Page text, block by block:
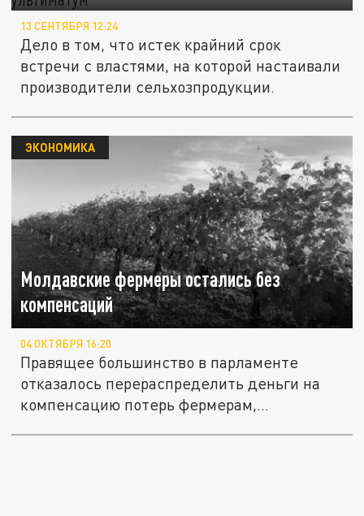
13 СЕНТЯБРЯ 12:24
Дело в том, что истек крайний срок
встречи с властями, на которой настаивали
производители сельхозпродукции.
Молдавские фермеры остались без
компенсаций
ЭКОНОМИКА
04 ОКТЯБРЯ 16:20
Правящее большинство в парламенте
отказалось перераспределить деньги на
компенсацию потерь фермерам,...